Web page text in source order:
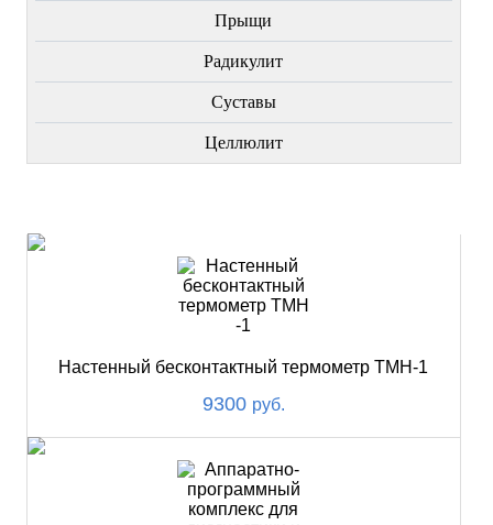
Прыщи
Радикулит
Суставы
Целлюлит
Настенный бесконтактный термометр ТМН-1
9300 руб.